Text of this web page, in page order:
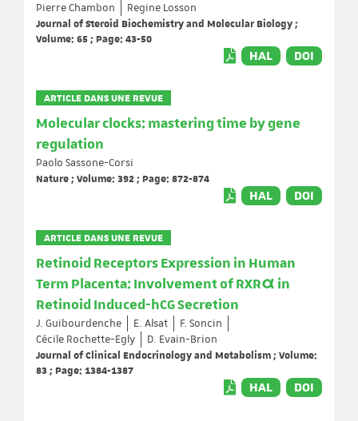
Pierre Chambon
Regine Losson
Journal of Steroid Biochemistry and Molecular Biology ;
Volume: 65 ; Page: 43-50
HAL DOI
ARTICLE DANS UNE REVUE
Molecular clocks: mastering time by gene
regulation
Paolo Sassone-Corsi
Nature ; Volume: 392 ; Page: 872-874
HAL DOI
ARTICLE DANS UNE REVUE
Retinoid Receptors Expression in Human
Term Placenta: Involvement of RXRα in
Retinoid Induced-hCG Secretion
J. Guibourdenche E. Alsat
F. Soncin
Cécile Rochette-Egly
D. Evain-Brion
Journal of Clinical Endocrinology and Metabolism ; Volume:
83 ; Page: 1384-1387
HAL DOI